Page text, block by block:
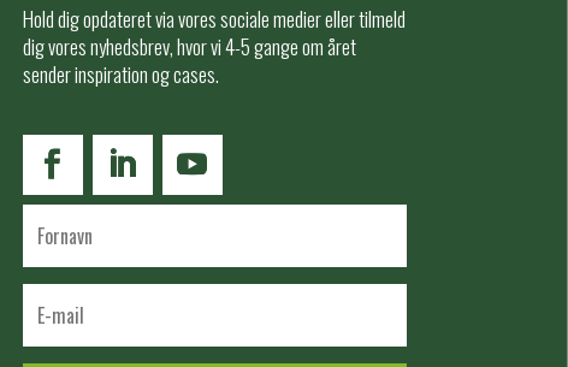
Hold dig opdateret via vores sociale medier eller tilmeld
dig vores nyhedsbrev, hvor vi 4-5 gange om året
sender inspiration og cases.